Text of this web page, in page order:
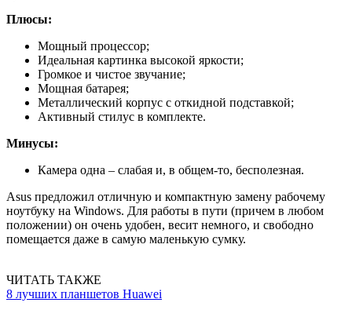
Плюсы:
Мощный процессор;
Идеальная картинка высокой яркости;
Громкое и чистое звучание;
Мощная батарея;
Металлический корпус с откидной подставкой;
Активный стилус в комплекте.
Минусы:
Камера одна – слабая и, в общем-то, бесполезная.
Asus предложил отличную и компактную замену рабочему
ноутбуку на Windows. Для работы в пути (причем в любом
положении) он очень удобен, весит немного, и свободно
помещается даже в самую маленькую сумку.
ЧИТАТЬ ТАКЖЕ
8 лучших планшетов Huawei